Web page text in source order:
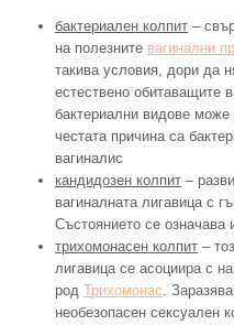
бактериален колпит –
на полезните вагинални
такива условия, дори да
естествено обитаващите
бактериални видове може
честата причина са
вагиналис
кандидозен колпит –
вагиналната лигавица с
Състоянието се означава
трихомонасен колпит –
лигавица се асоциира с
род Трихомонас.
необезопасен сексуален